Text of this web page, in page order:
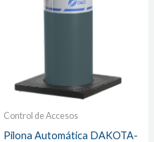
Control de Accesos
Pilona Automática DAKOTA-